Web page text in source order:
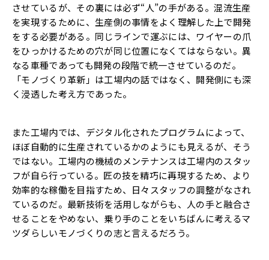
させているが、その裏には必ず“人”の手がある。混流生産
を実現するために、生産側の事情をよく理解した上で開発
をする必要がある。同じラインで運ぶには、ワイヤーの爪
をひっかけるための穴が同じ位置になくてはならない。異
なる車種であっても開発の段階で統一させているのだ。
「モノづくり革新」は工場内の話ではなく、開発側にも深
く浸透した考え方であった。
また工場内では、デジタル化されたプログラムによって、
ほぼ自動的に生産されているかのようにも見えるが、そう
ではない。工場内の機械のメンテナンスは工場内のスタッ
フが自ら行っている。匠の技を精巧に再現するため、より
効率的な稼働を目指すため、日々スタッフの調整がなされ
ているのだ。最新技術を活用しながらも、人の手と融合さ
せることをやめない、乗り手のことをいちばんに考えるマ
ツダらしいモノづくりの志と言えるだろう。